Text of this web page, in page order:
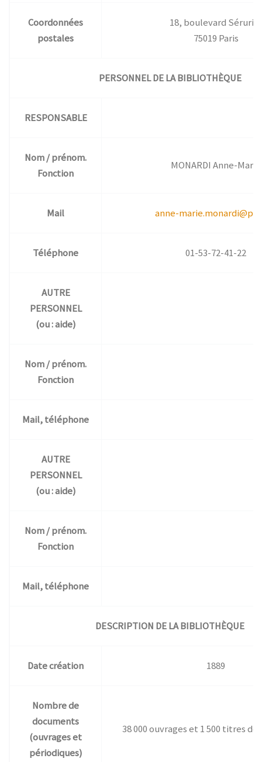
Coordonnées
postales
18, boulevard Sérurier
75019 Paris
PERSONNEL DE LA BIBLIOTHÈQUE
RESPONSABLE
Nom / prénom.
Fonction
MONARDI Anne-Marie
Mail anne-
Téléphone 01-53-72-41-22
AUTRE
PERSONNEL
(ou : aide)
Nom / prénom.
Fonction
Mail, téléphone
AUTRE
PERSONNEL
(ou : aide)
Nom / prénom.
Fonction
Mail, téléphone
DESCRIPTION DE LA BIBLIOTHÈQUE
Date création 1889
Nombre de
documents
(ouvrages et
périodiques)
38 000 ouvrages et 1 500 titres